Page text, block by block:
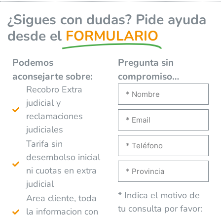
¿Sigues con dudas? Pide ayuda
desde el FORMULARIO
Podemos
aconsejarte sobre:
Recobro Extra
judicial y
reclamaciones
judiciales
Tarifa sin
desembolso inicial
ni cuotas en extra
judicial
Area cliente, toda
la informacion con
Pregunta sin
compromiso…
* Indica el motivo de
tu consulta por favor: